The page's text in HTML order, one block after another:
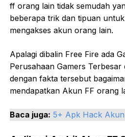
ff orang lain tidak semudah
beberapa trik dan tipuan
mengakses akun orang lain.
Apalagi dibalin Free Fire ada
Perusahaan Gamers Terbesar
dengan fakta tersebut
mendapatkan Akun FF orang
Baca juga: 5+ Apk Hack